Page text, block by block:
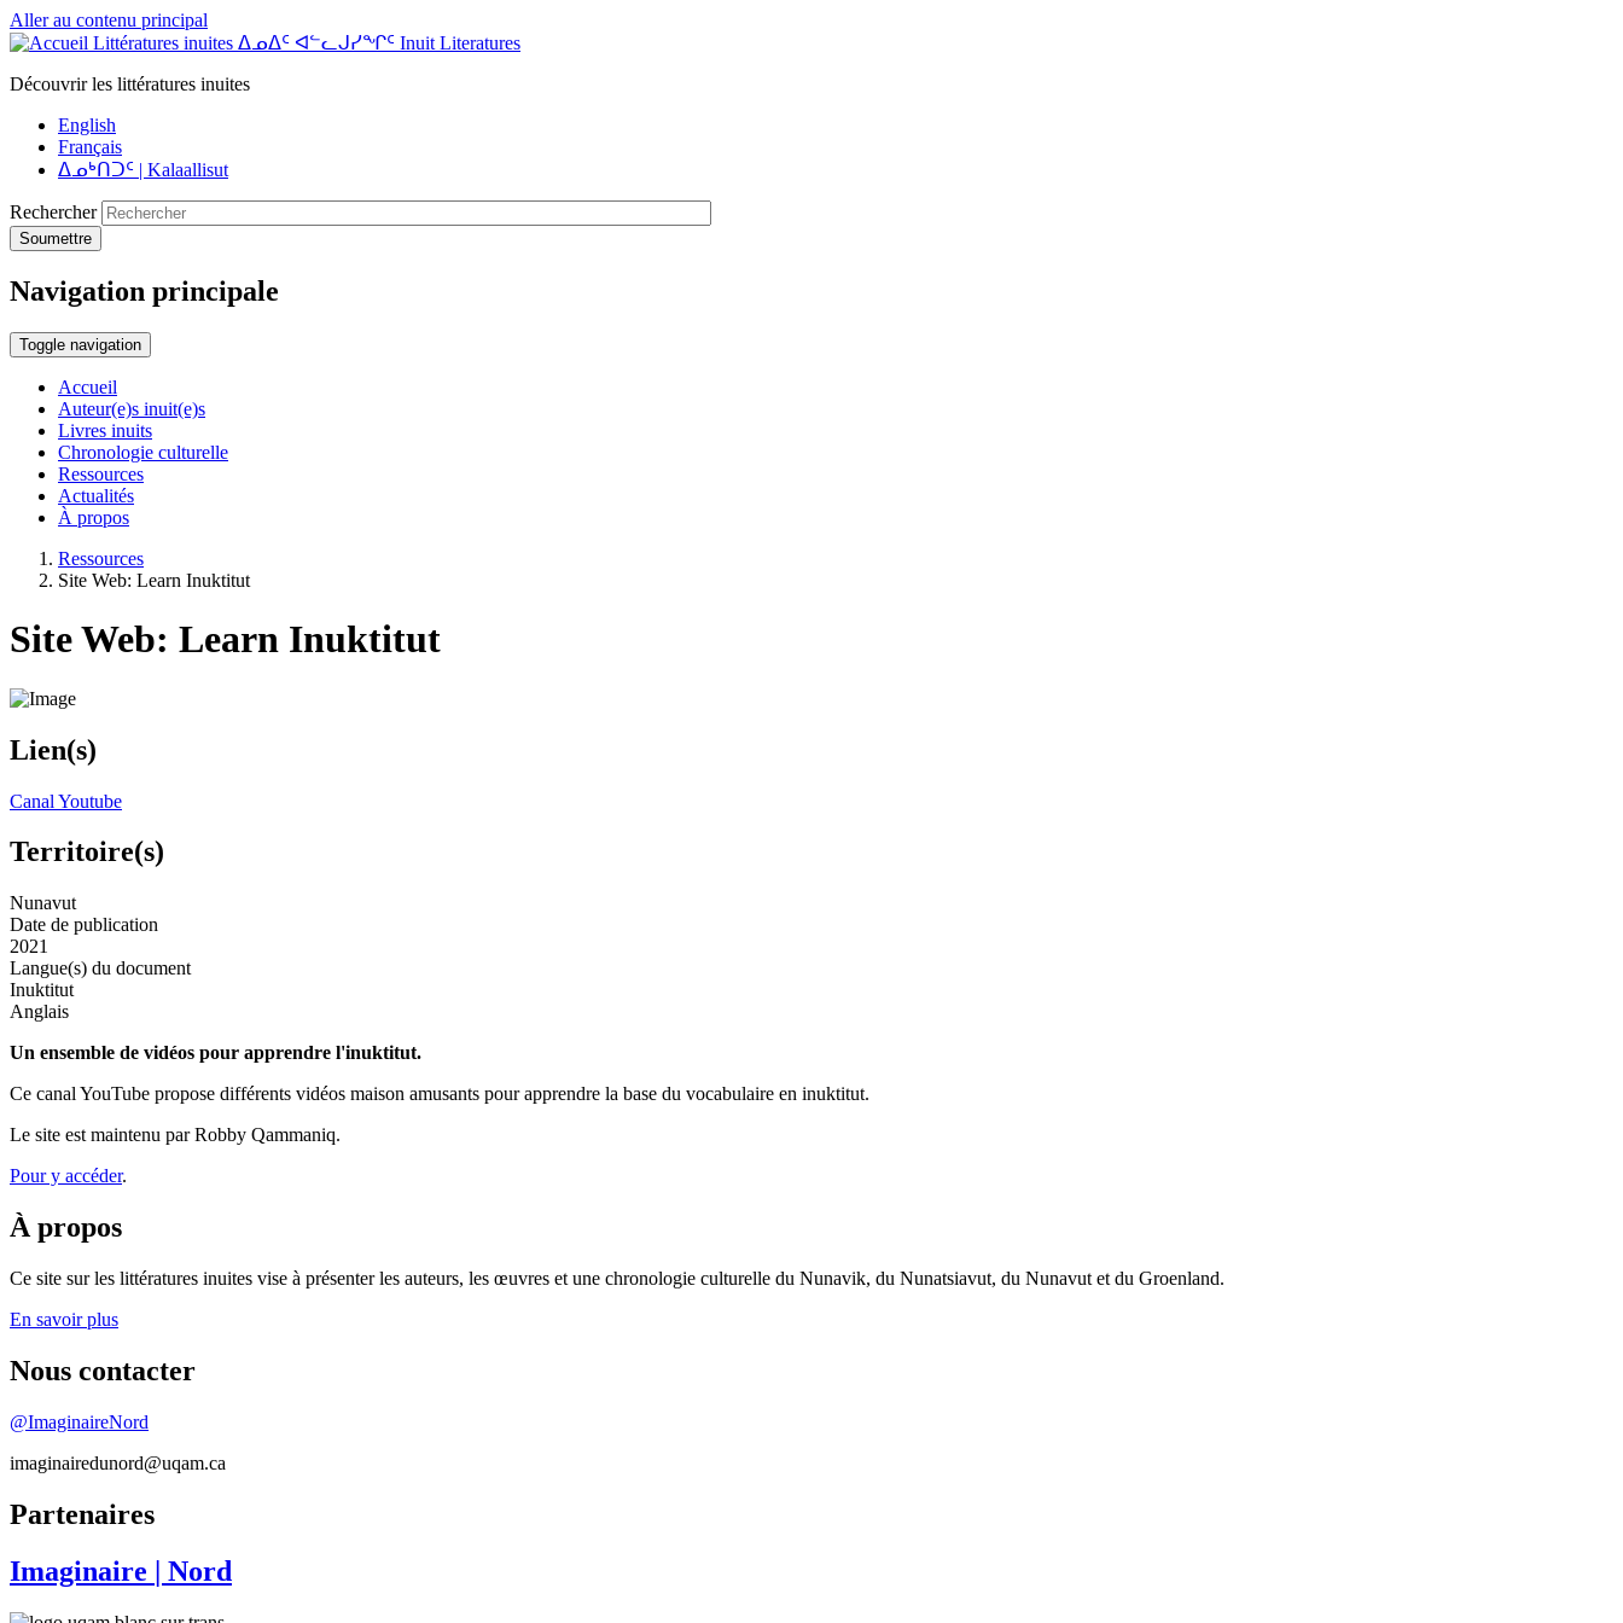
Aller au contenu principal
Littératures inuites ᐃᓄᐃᑦ ᐊᓪᓚᒍᓯᖏᑦ Inuit Literatures
Découvrir les littératures inuites
English
Français
ᐃᓄᒃᑎᑐᑦ | Kalaallisut
Rechercher
Soumettre
Navigation principale
Toggle navigation
Accueil
Auteur(e)s inuit(e)s
Livres inuits
Chronologie culturelle
Ressources
Actualités
À propos
Ressources
Site Web: Learn Inuktitut
Site Web: Learn Inuktitut
Lien(s)
Canal Youtube
Territoire(s)
Nunavut
Date de publication
2021
Langue(s) du document
Inuktitut
Anglais
Un ensemble de vidéos pour apprendre l'inuktitut.
Ce canal YouTube propose différents vidéos maison amusants pour apprendre la base du vocabulaire en inuktitut.
Le site est maintenu par Robby Qammaniq.
Pour y accéder.
À propos
Ce site sur les littératures inuites vise à présenter les auteurs, les œuvres et une chronologie culturelle du Nunavik, du Nunatsiavut, du Nunavut et du Groenland.
En savoir plus
Nous contacter
@ImaginaireNord
imaginairedunord@uqam.ca
Partenaires
Imaginaire | Nord